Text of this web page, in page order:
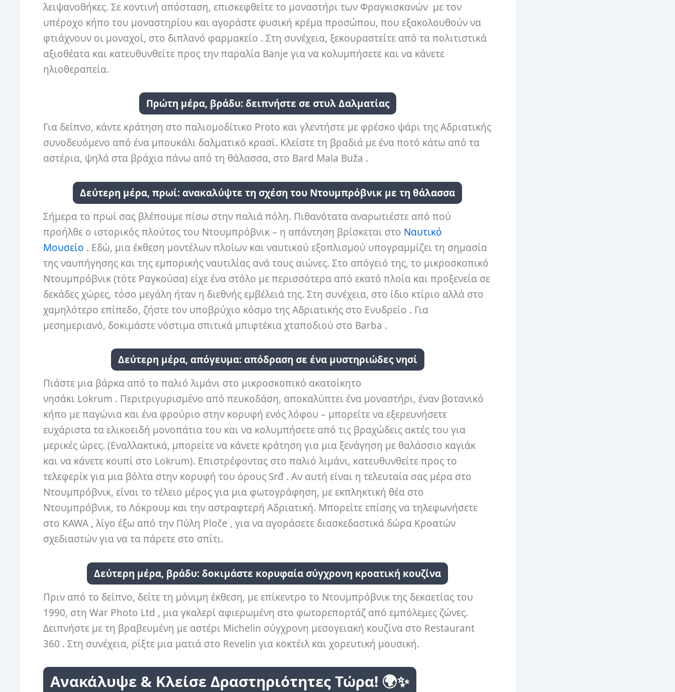
λειψανοθήκες. Σε κοντινή απόσταση, επισκεφθείτε το μοναστήρι των Φραγκισκανών με τον
υπέροχο κήπο του μοναστηρίου και αγοράστε φυσική κρέμα προσώπου, που εξακολουθούν να
φτιάχνουν οι μοναχοί, στο διπλανό φαρμακείο . Στη συνέχεια, ξεκουραστείτε από τα πολιτιστικά
αξιοθέατα και κατευθυνθείτε προς την παραλία Banje για να κολυμπήσετε και να κάνετε
ηλιοθεραπεία.
Πρώτη μέρα, βράδυ: δειπνήστε σε στυλ Δαλματίας
Για δείπνο, κάντε κράτηση στο παλιομοδίτικο Proto και γλεντήστε με φρέσκο ​​ψάρι της Αδριατικής
συνοδευόμενο από ένα μπουκάλι δαλματικό κρασί. Κλείστε τη βραδιά με ένα ποτό κάτω από τα
αστέρια, ψηλά στα βράχια πάνω από τη θάλασσα, στο Bard Mala Buža .
Δεύτερη μέρα, πρωί: ανακαλύψτε τη σχέση του Ντουμπρόβνικ με τη θάλασσα
Σήμερα το πρωί σας βλέπουμε πίσω στην παλιά πόλη. Πιθανότατα αναρωτιέστε από πού
προήλθε ο ιστορικός πλούτος του Ντουμπρόβνικ – η απάντηση βρίσκεται στο Ναυτικό
Μουσείο . Εδώ, μια έκθεση μοντέλων πλοίων και ναυτικού εξοπλισμού υπογραμμίζει τη σημασία
της ναυπήγησης και της εμπορικής ναυτιλίας ανά τους αιώνες. Στο απόγειό της, το μικροσκοπικό
Ντουμπρόβνικ (τότε Ραγκούσα) είχε ένα στόλο με περισσότερα από εκατό πλοία και προξενεία σε
δεκάδες χώρες, τόσο μεγάλη ήταν η διεθνής εμβέλειά της. Στη συνέχεια, στο ίδιο κτίριο αλλά στο
χαμηλότερο επίπεδο, ζήστε τον υποβρύχιο κόσμο της Αδριατικής στο Ενυδρείο . Για
μεσημεριανό, δοκιμάστε νόστιμα σπιτικά μπιφτέκια χταποδιού στο Barba .
Δεύτερη μέρα, απόγευμα: απόδραση σε ένα μυστηριώδες νησί
Πιάστε μια βάρκα από το παλιό λιμάνι στο μικροσκοπικό ακατοίκητο
νησάκι Lokrum . Περιτριγυρισμένο από πευκοδάση, αποκαλύπτει ένα μοναστήρι, έναν βοτανικό
κήπο με παγώνια και ένα φρούριο στην κορυφή ενός λόφου – μπορείτε να εξερευνήσετε
ευχάριστα τα ελικοειδή μονοπάτια του και να κολυμπήσετε από τις βραχώδεις ακτές του για
μερικές ώρες. (Εναλλακτικά, μπορείτε να κάνετε κράτηση για μια ξενάγηση με θαλάσσιο καγιάκ
και να κάνετε κουπί στο Lokrum). Επιστρέφοντας στο παλιό λιμάνι, κατευθυνθείτε προς το
τελεφερίκ για μια βόλτα στην κορυφή του όρους Srđ . Αν αυτή είναι η τελευταία σας μέρα στο
Ντουμπρόβνικ, είναι το τέλειο μέρος για μια φωτογράφηση, με εκπληκτική θέα στο
Ντουμπρόβνικ, το Λόκρουμ και την αστραφτερή Αδριατική. Μπορείτε επίσης να τηλεφωνήσετε
στο KAWA , λίγο έξω από την Πύλη Ploče , για να αγοράσετε διασκεδαστικά δώρα Κροατών
σχεδιαστών για να τα πάρετε στο σπίτι.
Δεύτερη μέρα, βράδυ: δοκιμάστε κορυφαία σύγχρονη κροατική κουζίνα
Πριν από το δείπνο, δείτε τη μόνιμη έκθεση, με επίκεντρο το Ντουμπρόβνικ της δεκαετίας του
1990, στη War Photo Ltd , μια γκαλερί αφιερωμένη στο φωτορεπορτάζ από εμπόλεμες ζώνες.
Δειπνήστε με τη βραβευμένη με αστέρι Michelin σύγχρονη μεσογειακή κουζίνα στο Restaurant
360 . Στη συνέχεια, ρίξτε μια ματιά στο Revelin για κοκτέιλ και χορευτική μουσική.
Ανακάλυψε & Κλείσε Δραστηριότητες Τώρα! 🌍✨